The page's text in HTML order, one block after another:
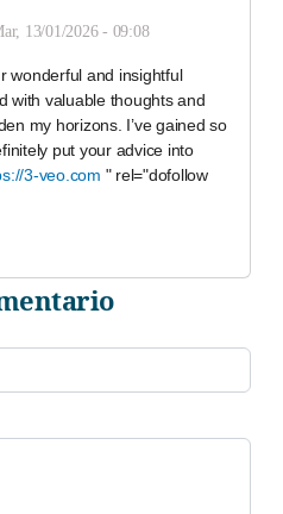
13/01/2026 - 09:08
wonderful and insightful
with valuable thoughts and
my horizons. I’ve gained so
put your advice into
3-veo.com " rel="dofollow